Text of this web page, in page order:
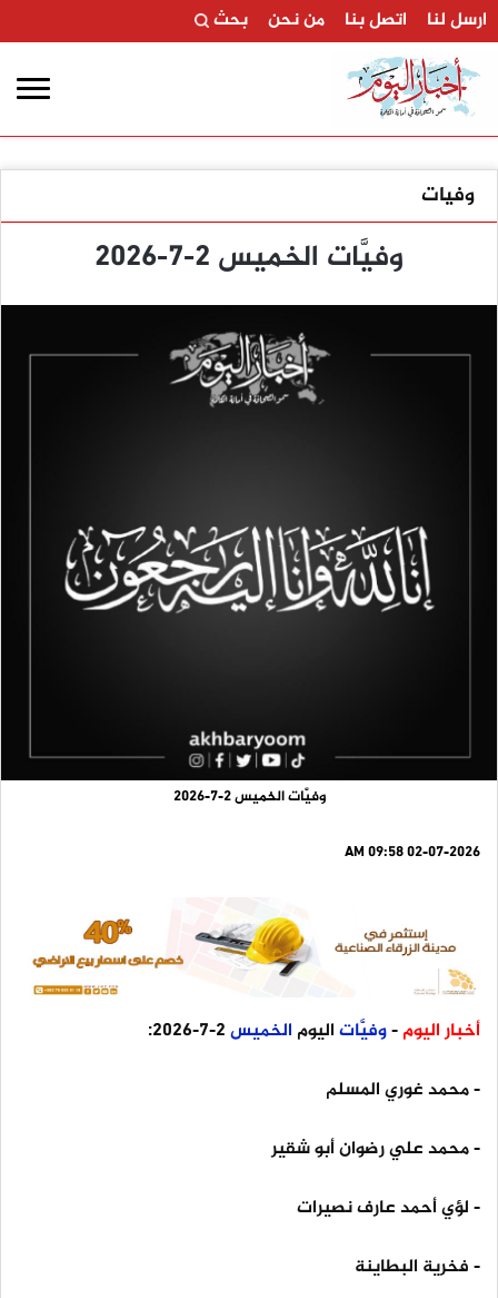
ارسل لنا اتصل بنا من نحن بحث
وفيات
وفيَّات الخميس 2-7-2026
وفيَّات الخميس 2-7-2026
02-07-2026 09:58 AM
أخبار اليوم-وفيَّاتاليوم الخميس
- محمد غوري المسلم
- محمد علي رضوان أبو شقير
- لؤي أحمد عارف نصيرات
- فخرية البطاينة